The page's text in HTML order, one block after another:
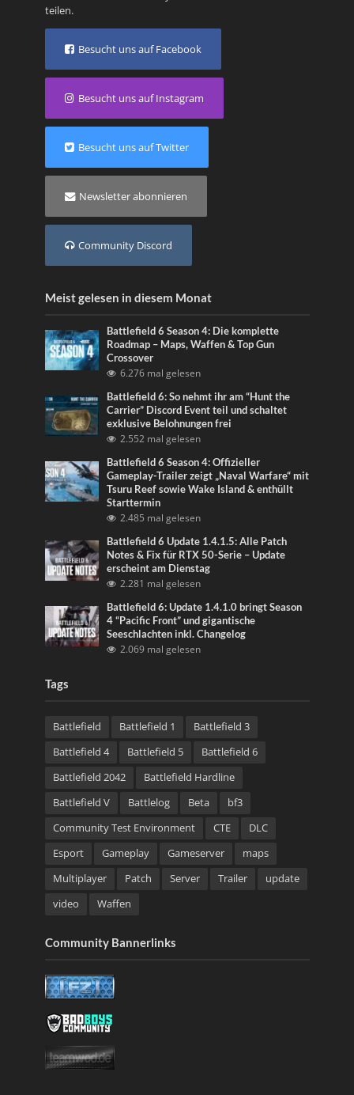
teilen.
Besucht uns auf Facebook
Besucht uns auf Instagram
Besucht uns auf Twitter
Newsletter abonnieren
Community Discord
Meist gelesen in diesem Monat
Battlefield 6 Season 4: Die komplette
Roadmap – Maps, Waffen & Top Gun
Crossover
6.276 mal gelesen
Battlefield 6: So nehmt ihr am “Hunt the
Carrier” Discord Event teil und schaltet
exklusive Belohnungen frei
2.552 mal gelesen
Battlefield 6 Season 4: Offizieller
Gameplay-Trailer zeigt „Naval Warfare“ mit
Tsuru Reef sowie Wake Island & enthüllt
Starttermin
2.485 mal gelesen
Battlefield 6 Update 1.4.1.5: Alle Patch
Notes & Fix für RTX 50-Serie – Update
erscheint am Dienstag
2.281 mal gelesen
Battlefield 6: Update 1.4.1.0 bringt Season
4 “Pacific Front” und gigantische
Seeschlachten inkl. Changelog
2.069 mal gelesen
Tags
Battlefield Battlefield 1
Battlefield 3
Battlefield 4
Battlefield 5
Battlefield 6
Battlefield 2042
Battlefield Hardline
Battlefield V
Battlelog Beta
bf3
Community Test Environment
CTE
DLC
Esport
Gameplay Gameserver
maps
Multiplayer
Patch Server Trailer
update
video
Waffen
Community Bannerlinks